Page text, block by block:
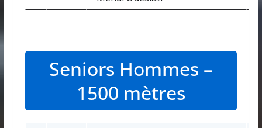
Seniors Hommes –
1500 mètres